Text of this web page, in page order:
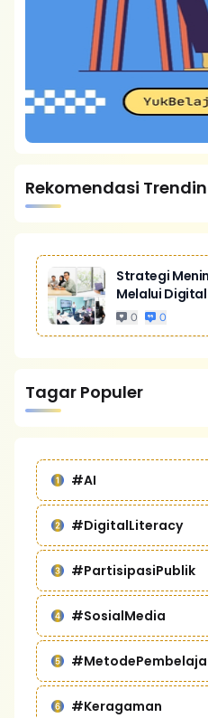
Rekomendasi
Strategi
Melalui
Bisnis Yang
0 0
Tagar Populer
#AI
#DigitalLiteracy
#PartisipasiPublik
#SosialMedia
#Keragaman